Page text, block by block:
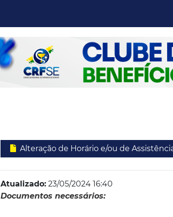
Alteração de Horário e/ou de
Atualizado: 23/05/2024 16:40
Documentos necessários: